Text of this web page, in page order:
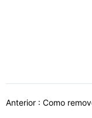
Anterior : Como